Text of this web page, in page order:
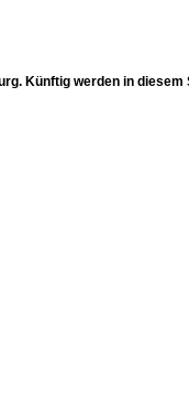
Künftig werden in